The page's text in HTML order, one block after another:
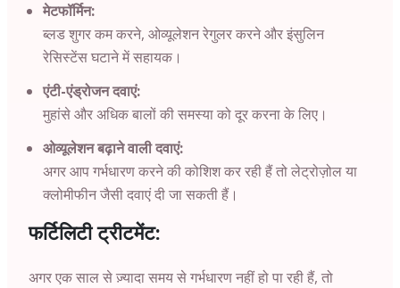
मेटफॉर्मिन:
ब्लड शुगर कम करने, ओव्यूलेशन रेगुलर करने और इंसुलिन
रेसिस्टेंस घटाने में सहायक।
एंटी-एंड्रोजन दवाएं:
मुहांसे और अधिक बालों की समस्या को दूर करना के लिए।
ओव्यूलेशन बढ़ाने वाली दवाएं:
अगर आप गर्भधारण करने की कोशिश कर रही हैं तो लेट्रोज़ोल या
क्लोमीफीन जैसी दवाएं दी जा सकती हैं।
फर्टिलिटी ट्रीटमेंट:
अगर एक साल से ज़्यादा समय से गर्भधारण नहीं हो पा रही हैं, तो